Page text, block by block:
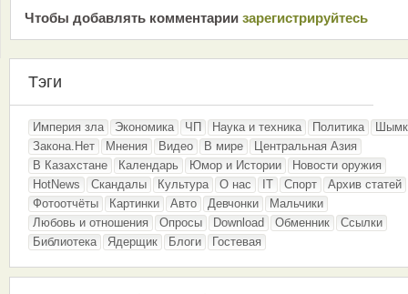
Чтобы добавлять комментарии зарeгиcтрирyйтeсь
Тэги
Империя зла Экономика ЧП Наука и техника Политика
Закона.Нет
Мнения Видео В мире
Центральная Азия
В Казахстане
Календарь Юмор и Истории
Новости оружия
HotNews
Скандалы Культура О нас IT Спорт
Архив статей
Фотоотчёты
Картинки Авто Девчонки
Мальчики
Любовь и отношения
Опросы Download Обменник
Ссылки
Библиотека
Ядерщик Блоги Гостевая